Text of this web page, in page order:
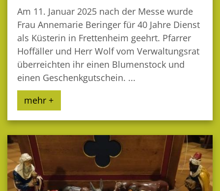
Am 11. Januar 2025 nach der Messe wurde
Frau Annemarie Beringer für 40 Jahre Dienst
als Küsterin in Frettenheim geehrt. Pfarrer
Hoffäller und Herr Wolf vom Verwaltungsrat
überreichten ihr einen Blumenstock und
einen Geschenkgutschein. ...
mehr +